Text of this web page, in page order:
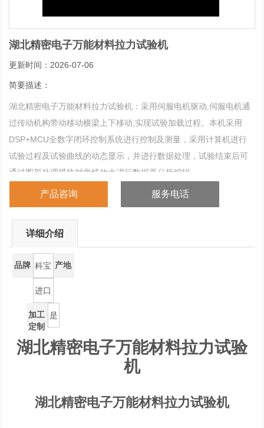
湖北精密电子万能材料拉力试验机
更新时间：2026-07-06
简要描述：
湖北精密电子万能材料拉力试验机：采用伺服电机驱动,伺服电机通
过传动机构带动移动横梁上下移动,实现试验加载过程。本机采用
DSP+MCU全数字闭环控制系统进行控制及测量，采用计算机进行
试验过程及试验曲线的动态显示，并进行数据处理，试验结束后可
通过图形处理模块对曲线放大进行数据再分析编辑，。
产品咨询 服务电话
详细介绍
品牌 科宝 产地
进口
加工
定制
是
湖北精密电子万能材料拉力试验
机
湖北精密电子万能材料拉力试验机